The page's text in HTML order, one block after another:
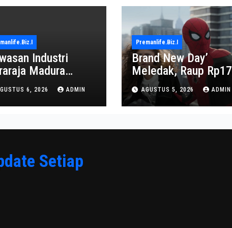
Industri
Madura
Jadi Pusat
Baru
6, 2026 ADMIN
Premanlife.biz.i
Brand New Day’
Meledak, Raup Rp17
Triliun dalam 6 Hari
AGUSTUS 5, 2026 ADMIN
Setiap